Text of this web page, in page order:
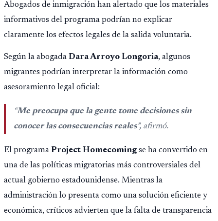
Abogados de inmigración han alertado que los materiales
informativos del programa podrían no explicar
claramente los efectos legales de la salida voluntaria.
Según la abogada Dara Arroyo Longoria, algunos
migrantes podrían interpretar la información como
asesoramiento legal oficial:
“Me preocupa que la gente tome decisiones sin
conocer las consecuencias reales”, afirmó.
El programa Project Homecoming se ha convertido en
una de las políticas migratorias más controversiales del
actual gobierno estadounidense. Mientras la
administración lo presenta como una solución eficiente y
económica, críticos advierten que la falta de transparencia